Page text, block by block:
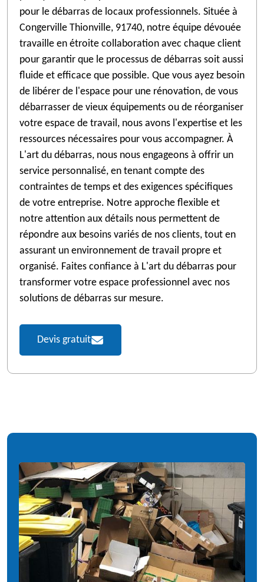
pour le débarras de locaux professionnels. Située à
Congerville Thionville, 91740, notre équipe dévouée
travaille en étroite collaboration avec chaque client
pour garantir que le processus de débarras soit aussi
fluide et efficace que possible. Que vous ayez besoin
de libérer de l'espace pour une rénovation, de vous
débarrasser de vieux équipements ou de réorganiser
votre espace de travail, nous avons l'expertise et les
ressources nécessaires pour vous accompagner. À
L'art du débarras, nous nous engageons à offrir un
service personnalisé, en tenant compte des
contraintes de temps et des exigences spécifiques
de votre entreprise. Notre approche flexible et
notre attention aux détails nous permettent de
répondre aux besoins variés de nos clients, tout en
assurant un environnement de travail propre et
organisé. Faites confiance à L'art du débarras pour
transformer votre espace professionnel avec nos
solutions de débarras sur mesure.
Devis gratuit